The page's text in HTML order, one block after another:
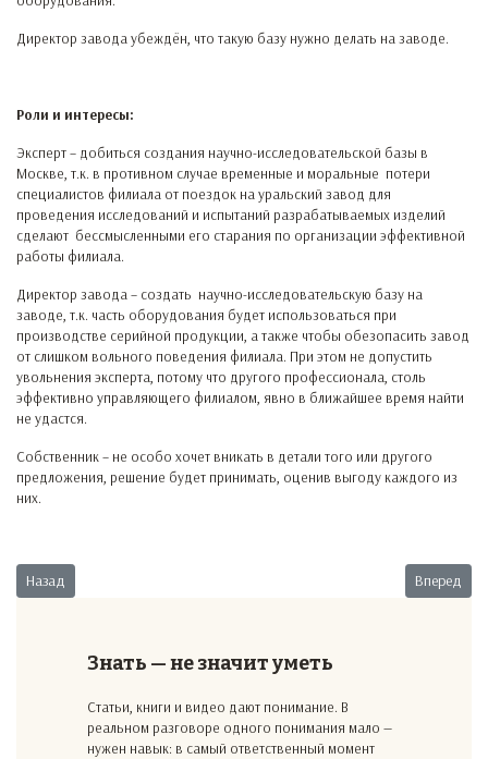
Директор завода убеждён, что такую базу нужно делать на заводе.
Роли и интересы:
Эксперт – добиться создания научно-исследовательской базы в
Москве, т.к. в противном случае временные и моральные потери
специалистов филиала от поездок на уральский завод для
проведения исследований и испытаний разрабатываемых изделий
сделают бессмысленными его старания по организации эффективной
работы филиала.
Директор завода – создать научно-исследовательскую базу на
заводе, т.к. часть оборудования будет использоваться при
производстве серийной продукции, а также чтобы обезопасить завод
от слишком вольного поведения филиала. При этом не допустить
увольнения эксперта, потому что другого профессионала, столь
эффективно управляющего филиалом, явно в ближайшее время найти
не удастся.
Собственник – не особо хочет вникать в детали того или другого
предложения, решение будет принимать, оценив выгоду каждого из
них.
Предыдущий: Гастроли
Назад Вперед
Знать — не значит уметь
Статьи, книги и видео дают понимание. В
реальном разговоре одного понимания мало —
нужен навык: в самый ответственный момент